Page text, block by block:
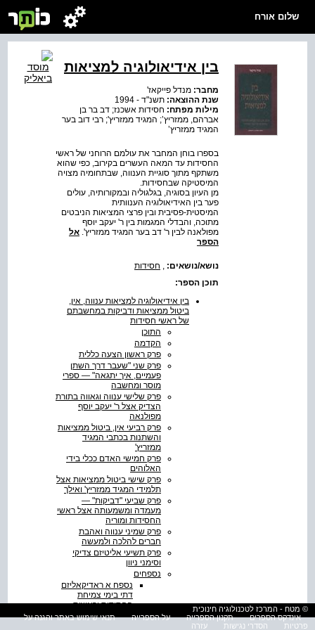
שלום אורח
בין אידיאולוגיה למציאות
מחבר: מנדל פייקאז'
שנת ההוצאה: תשנ"ד - 1994
מילות מפתח: חסידות אשכנז; דב בר בן
אברהם, ממזריץ’; המגיד ממזריץ'; רבי דוב בער
המגיד ממזריץ’
בספרו בוחן המחבר את עולמם הרוחני של ראשי
החסידות עד המאה העשרים בקירוב, כפי שהוא
משתקף מתוך סוגיית הענווה, שבתחומיה מצויה
המיסטיקה שבחסידות.
מן העיון בסוגיה, בגלגוליה ובמקורותיה, עולים
פער בין האידיאולוגיה הענוותית
המיסטית-פסיבית ובין פרצי המציאות הניבטים
מתוכה, והבדלי המגמות בין ר' יעקב יוסף
מפולאנה לבין ר' דב בער המגיד ממזריץ'. אל
הספר
נושא/נושאים:
חסידות
תוכן הספר:
בין אידיאולוגיה למציאות ענווה, אין,
ביטול ממציאות ודביקות במחשבתם
של ראשי חסידות
התוכן
הקדמה
פרק ראשון הצעה כללית
פרק שני "שעבר דרך השתן
פעמיים, איך יתגאה" — ספרי
מוסר ומחשבה
פרק שלישי ענווה וגאווה בתורת
הצדיק אצל ר' יעקב יוסף
מפולנאה
פרק רביעי אין, ביטול ממציאות
והשתנות בכתבי המגיד
ממזריץ'
פרק חמישי האדם ככלי בידי
האלוהים
פרק שישי ביטול ממציאות אצל
תלמידי המגיד ממזריץ' ואילך
פרק שביעי "דביקות" —
מעמדה ומשמעותה אצל ראשי
החסידות ומוריה
פרק שמיני ענווה ואהבת
חברים להלכה ולמעשה
פרק תשיעי אליטיזם צדיקי
וסימני ניוון
נספחים
נספח א ראדיקאליזם
דתי בימי צמיחת
החסידות וראשית
התפשטותה
© מטח - המרכז לטכנולוגיה חינוכית
אינדקס הספרים
תקנון הספרייה על הספרייה
תנאי שימוש באתר והגנה על
פרטיות
הסדרי נגישות עזרה